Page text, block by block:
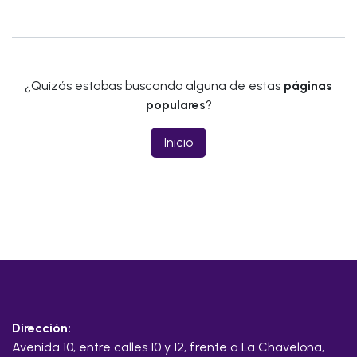
¿Quizás estabas buscando alguna de estas páginas
populares?
Inicio
Dirección:
Avenida 10, entre calles 10 y 12, frente a La Chavelona,